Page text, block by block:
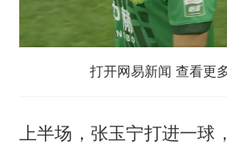
打开网易新闻 查看更
上半场， 张玉宁打进一球